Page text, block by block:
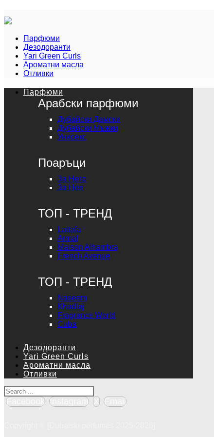
Парфюми
Дезодоранти
Yari Green Curls
Ароматни масла
Отливки
Парфюми
Арабски парфюми
Дубайски Дамски
Дубайски Мъжки
Унисекс
Поаръци
За Него
За Нея
ТОП - ТРЕНД
Lattafa
Armaf
Maison Alhambra
French Avenue
ТОП - ТРЕНД
Naseem
Khadlaj
Fragrance World
Cuba
Дезодоранти
Yari Green Curls
Ароматни масла
Отливки
Facebook Instagram Email